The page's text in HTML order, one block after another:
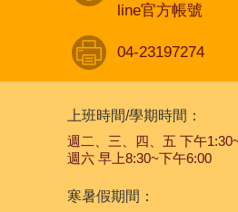
line官方帳號
04-23197274
上班時間/學期時間：
週二、三、四、五 下午
週六 早上8:30~下午6:00
寒暑假期間：